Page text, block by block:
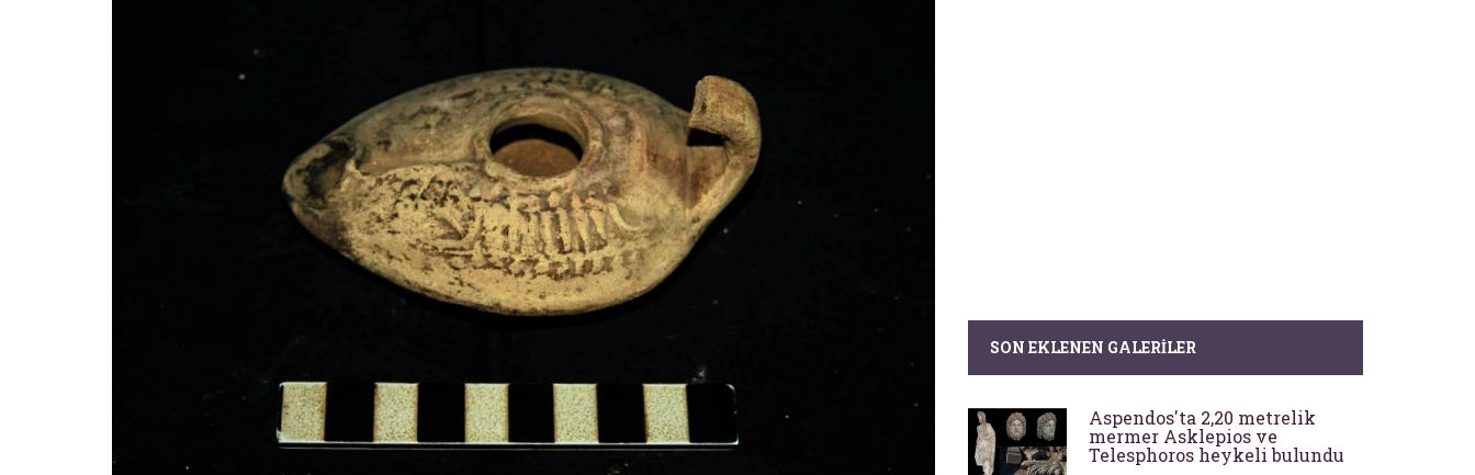
SON EKLENEN GALERILER
Aspendos'ta 2,20 metrelik
mermer Asklepios ve
Telesphoros heykeli bulundu